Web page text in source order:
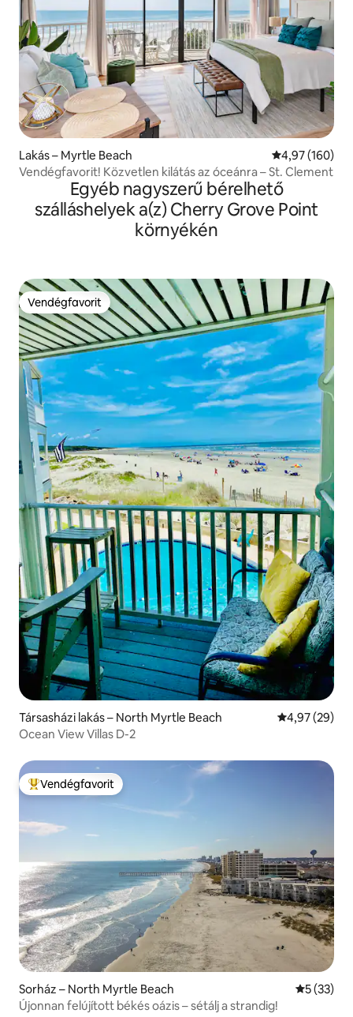
Lakás – Myrtle Beach Átlagos
4,97 (160)
Vendégfavorit! Közvetlen kilátás az óceánra – St. Clement
Egyéb nagyszerű bérelhető
szálláshelyek a(z) Cherry Grove Point
környékén
Vendégfavorit
Vendégfavorit
Társasházi lakás – North Myrtle Beach Átlagos
4,97 (29)
Ocean View Villas D-2
Kiemelt vendégfavorit
Vendégfavorit
Sorház – North Myrtle Beach Átlagos
5 (33)
Újonnan felújított békés oázis – sétálj a strandig!